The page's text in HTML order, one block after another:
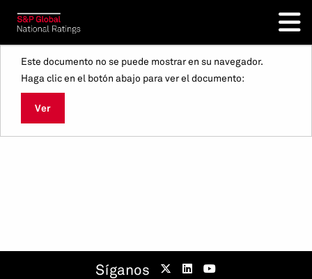
Este documento no se puede mostrar en su navegador.
Haga clic en el botón abajo para ver el documento:
Ver
Síganos